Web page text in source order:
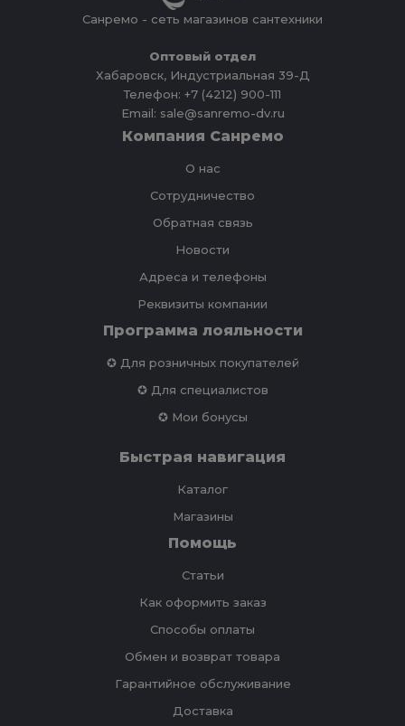
Санремо - сеть магазинов сантехники
Оптовый отдел
Хабаровск, Индустриальная 39-Д
Телефон: +7 (4212) 900-111
Email: sale@sanremo-dv.ru
Компания Санремо
О нас
Сотрудничество
Обратная связь
Новости
Адреса и телефоны
Реквизиты компании
Программа лояльности
✪ Для розничных покупателей
✪ Для специалистов
✪ Мои бонусы
Быстрая навигация
Каталог
Магазины
Помощь
Статьи
Как оформить заказ
Способы оплаты
Обмен и возврат товара
Гарантийное обслуживание
Доставка